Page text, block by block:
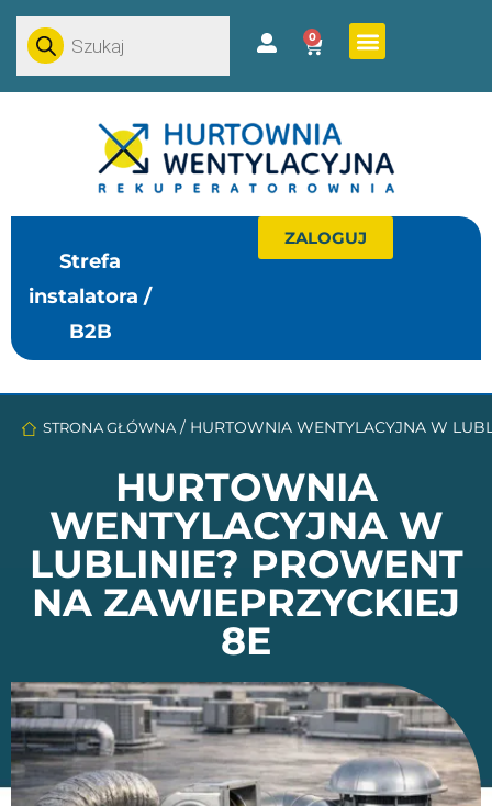
0
Strefa
instalatora /
B2B
ZALOGUJ
STRONA GŁÓWNA / HURTOWNIA WENTYLACYJNA W
HURTOWNIA
WENTYLACYJNA W
LUBLINIE? PROWENT
NA ZAWIEPRZYCKIEJ
8E